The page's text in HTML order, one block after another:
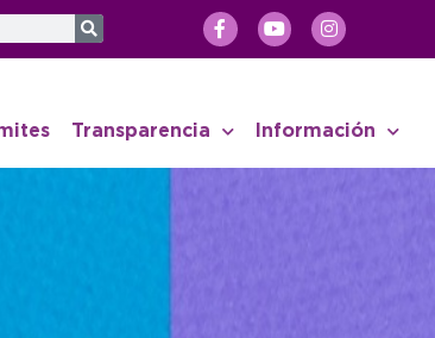
Transparencia Información